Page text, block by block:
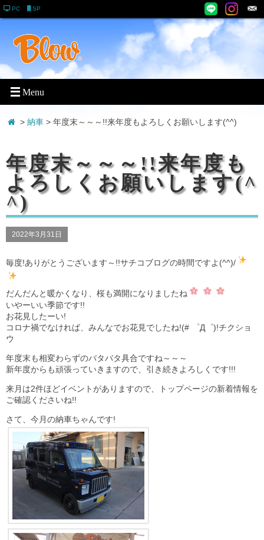
PC SP
> 納車> 年度末～～～!!来年度もよろしくお願いします(^^)
年度末～～～!!来年度も
よろしくお願いします(^
^)
2022年3月31日
毎度!ありがとうございます～!!サチコブログの時間ですよ(^^)/
だんだんと暖かくなり、桜も満開になりましたね
いやーいい季節です!!
お花見したーい!
コロナ禍でなければ、みんなでお花見でしたね!(# ゜Д゜)!チクショ
ウ
年度末も相変わらずのバタバタ具合ですね～～～
新年度からも頑張っていきますので、引き続きよろしくです!!!
来月は2件ほどイベントがありますので、トップページの新着情報を
ご確認くださいね!!
さて、今月の納車ちゃんです!